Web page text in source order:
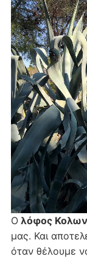
Ολόφος
μας. Και
όταν θέλουμε